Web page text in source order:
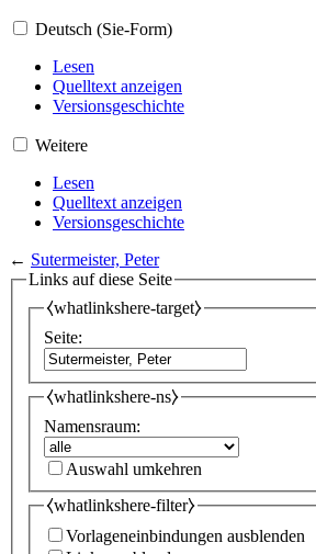
Deutsch (Sie-Form)
Lesen
Quelltext anzeigen
Versionsgeschichte
Weitere
Lesen
Quelltext anzeigen
Versionsgeschichte
← Sutermeister, Peter
Links auf diese Seite
⧼whatlinkshere-target⧽
Seite:
⧼whatlinkshere-ns⧽
Namensraum:
Auswahl umkehren
⧼whatlinkshere-filter⧽
Vorlageneinbindungen ausblenden